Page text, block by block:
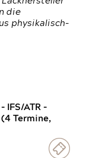
die
physikalisch-
IFS/ATR -
Termine,